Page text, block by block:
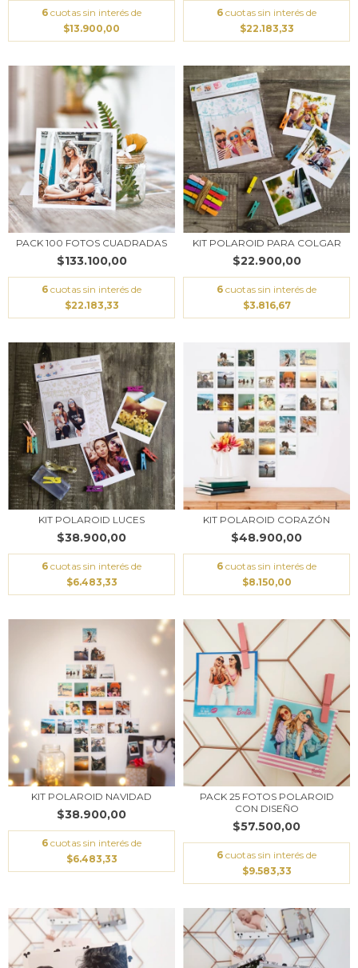
6 cuotas sin interés de
$13.900,00
6 cuotas sin interés de
$22.183,33
PACK 100 FOTOS CUADRADAS
$133.100,00
6 cuotas sin interés de
$22.183,33
KIT POLAROID PARA COLGAR
$22.900,00
6 cuotas sin interés de
$3.816,67
KIT POLAROID LUCES
$38.900,00
6 cuotas sin interés de
$6.483,33
KIT POLAROID CORAZÓN
$48.900,00
6 cuotas sin interés de
$8.150,00
KIT POLAROID NAVIDAD
$38.900,00
6 cuotas sin interés de
$6.483,33
PACK 25 FOTOS POLAROID
CON DISEÑO
$57.500,00
6 cuotas sin interés de
$9.583,33